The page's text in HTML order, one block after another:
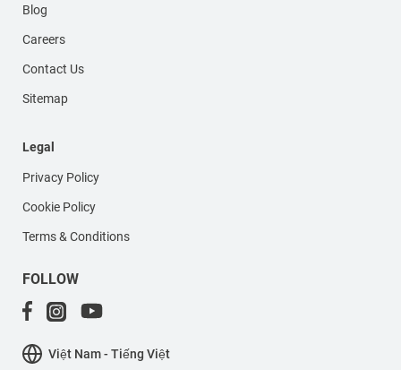
Blog
Careers
Contact Us
Sitemap
Legal
Privacy Policy
Cookie Policy
Terms & Conditions
FOLLOW
Việt Nam - Tiếng Việt